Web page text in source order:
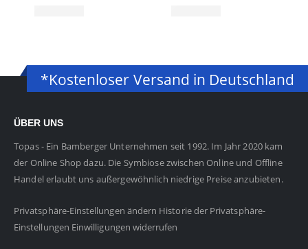
*Kostenloser Versand in Deutschland
ÜBER UNS
Topas - Ein Bamberger Unternehmen seit 1992. Im Jahr 2020 kam
der Online Shop dazu. Die Symbiose zwischen Online und Offline
Handel erlaubt uns außergewöhnlich niedrige Preise anzubieten.
Privatsphäre-Einstellungen ändern Historie der Privatsphäre-
Einstellungen Einwilligungen widerrufen